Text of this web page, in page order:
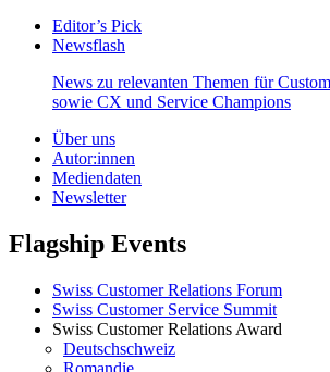
Editor’s Pick
Newsflash
News zu relevanten Themen für
sowie CX und Service Champions
Über uns
Autor:innen
Mediendaten
Newsletter
Flagship Events
Swiss Customer Relations Forum
Swiss Customer Service Summit
Swiss Customer Relations Award
Deutschschweiz